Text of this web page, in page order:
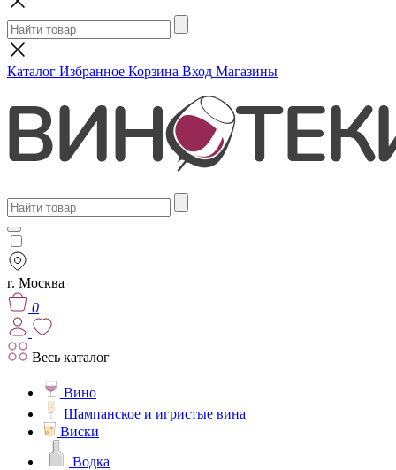
Каталог Избранное Корзина Вход Магазины
г. Москва
0
Весь каталог
Вино
Шампанское и игристые вина
Виски
Водка